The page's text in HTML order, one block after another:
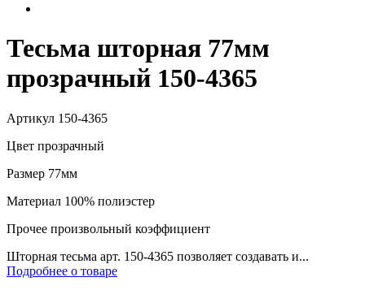
Тесьма шторная 77мм
прозрачный 150-4365
Артикул 150-4365
Цвет прозрачный
Размер 77мм
Материал 100% полиэстер
Прочее произвольный коэффициент
Шторная тесьма арт. 150-4365 позволяет создавать и...
Подробнее о товаре